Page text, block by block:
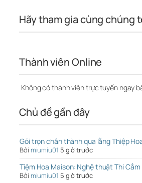
Hãy tham gia cùng chúng
Thành viên Online
Không có thành viên trực tuyến ngay
Chủ đề gần đây
Gói trọn chân thành qua lẵng Thiệp
Bởi miumiu01 5 giờ trước
Tiệm Hoa Maison: Nghệ thuật Thi
Bởi miumiu01 5 giờ trước